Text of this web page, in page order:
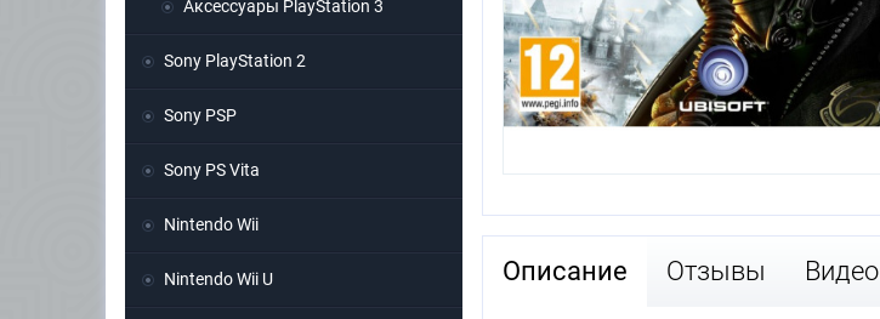
Описание Отзывы Видео
Аксессуары PlayStation 3
Sony PlayStation 2
Sony PSP
Sony PS Vita
Nintendo Wii
Nintendo Wii U